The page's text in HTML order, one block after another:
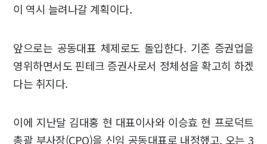
이 역시 늘려나갈 계획이다.
앞으로는 공동대표 체제로도 돌입한다. 기존 증권업을
영위하면서도 핀테크 증권사로서 정체성을 확고히 하겠
다는 취지다.
이에 지난달 김대홍 현 대표이사와 이승효 현 프로덕트
총괄 부사장(CPO)을 신임 공동대표로 내정했고, 오는 3